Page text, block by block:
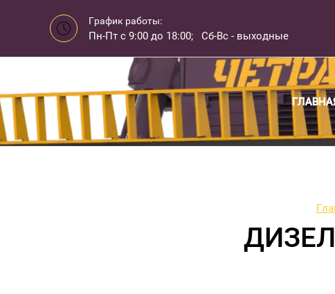
График работы:
Пн-Пт с 9:00 до 18:00; Сб-Вс - выходные